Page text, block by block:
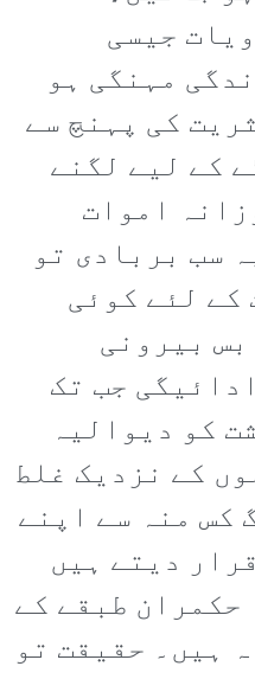
جیسی
مہنگی ہو
کی پہنچ سے
کے لیے لگنے
اموات
سب بربادی تو
کے لئے کوئی
بیرونی
جب تک
کو دیوالیہ
کے نزدیک غلط
کس منہ سے اپنے
دیتے ہیں
حکمران طبقے کے
ہیں۔ حقیقت تو